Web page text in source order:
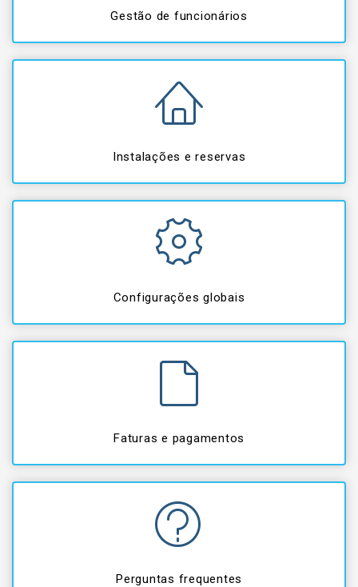
Gestão de funcionários
Instalações e reservas
Configurações globais
Faturas e pagamentos
Perguntas frequentes